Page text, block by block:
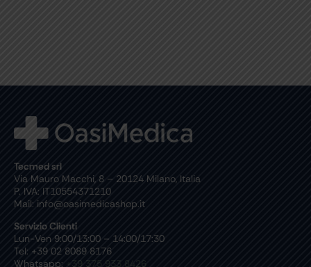
Tecmed srl
Via Mauro Macchi, 8 – 20124 Milano, Italia
P. IVA: IT10554371210
Mail: info@oasimedicashop.it
Servizio Clienti
Lun-Ven 9:00/13:00 – 14:00/17:30
Tel: +39 02 8089 8176
Whatsapp: +39 375 933 8426